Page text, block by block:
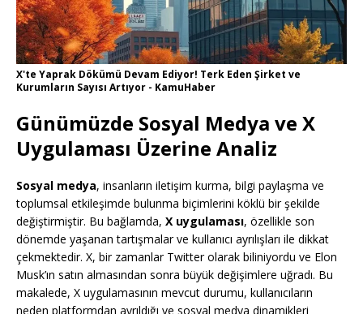
X'te Yaprak Dökümü Devam Ediyor! Terk Eden Şirket ve
Kurumların Sayısı Artıyor - KamuHaber
Günümüzde Sosyal Medya ve X
Uygulaması Üzerine Analiz
Sosyal medya, insanların iletişim kurma, bilgi paylaşma ve
toplumsal etkileşimde bulunma biçimlerini köklü bir şekilde
değiştirmiştir. Bu bağlamda, X uygulaması, özellikle son
dönemde yaşanan tartışmalar ve kullanıcı ayrılışları ile dikkat
çekmektedir. X, bir zamanlar Twitter olarak biliniyordu ve Elon
Musk’ın satın almasından sonra büyük değişimlere uğradı. Bu
makalede, X uygulamasının mevcut durumu, kullanıcıların
neden platformdan ayrıldığı ve sosyal medya dinamikleri